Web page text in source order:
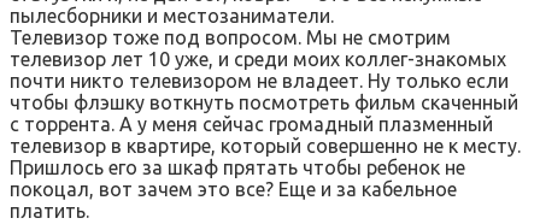
пылесборники и местозаниматели.
Телевизор тоже под вопросом. Мы не смотрим
телевизор лет 10 уже, и среди моих коллег-знакомых
почти никто телевизором не владеет. Ну только если
чтобы флэшку воткнуть посмотреть фильм скаченный
с торрента. А у меня сейчас громадный плазменный
телевизор в квартире, который совершенно не к месту.
Пришлось его за шкаф прятать чтобы ребенок не
покоцал, вот зачем это все? Еще и за кабельное
платить.